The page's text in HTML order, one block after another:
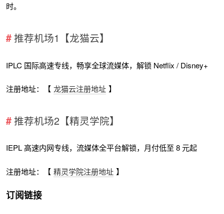
时。
推荐机场1【龙猫云】
IPLC 国际高速专线，畅享全球流媒体，解锁 Netflix / Disney+
注册地址：【 龙猫云注册地址 】
推荐机场2【精灵学院】
IEPL 高速内网专线，流媒体全平台解锁，月付低至 8 元起
注册地址：【 精灵学院注册地址 】
订阅链接